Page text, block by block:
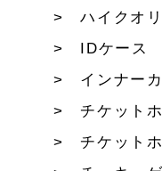
ハイクオ
IDケース
インナー
チケット
チケット